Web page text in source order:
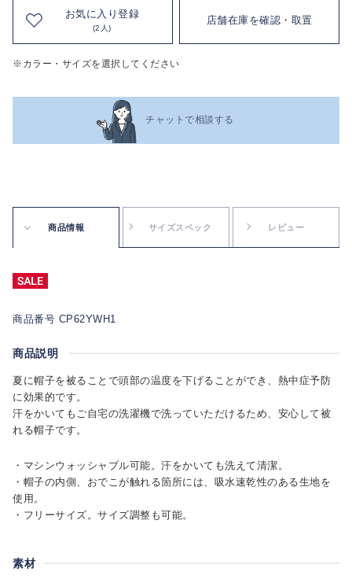
お気に入り登録
(2人)
店舗在庫を確認・取置
※カラー・サイズを選択してください
チャットで相談する
商品情報 サイズスペック レビュー
商品番号 CP62YWH1
商品説明
夏に帽子を被ることで頭部の温度を下げることができ、熱中症予防
に効果的です。
汗をかいてもご自宅の洗濯機で洗っていただけるため、安心して被
れる帽子です。
・マシンウォッシャブル可能。汗をかいても洗えて清潔。
・帽子の内側、おでこが触れる箇所には、吸水速乾性のある生地を
使用。
・フリーサイズ。サイズ調整も可能。
素材